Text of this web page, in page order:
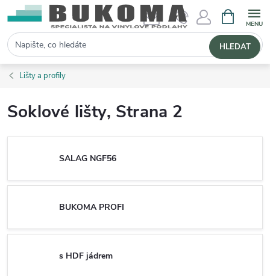
Hledat HLEDAT
Lišty a profily
Soklové lišty, Strana 2
SALAG NGF56
BUKOMA PROFI
s HDF jádrem